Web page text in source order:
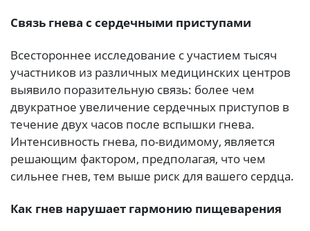
Связь гнева с сердечными приступами
Всестороннее исследование с участием тысяч
участников из различных медицинских центров
выявило поразительную связь: более чем
двукратное увеличение сердечных приступов в
течение двух часов после вспышки гнева.
Интенсивность гнева, по-видимому, является
решающим фактором, предполагая, что чем
сильнее гнев, тем выше риск для вашего сердца.
Как гнев нарушает гармонию пищеварения